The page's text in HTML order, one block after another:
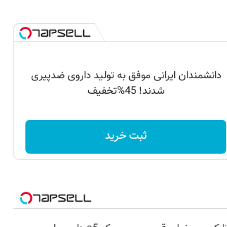
دانشمندان ایرانی موفق به تولید داروی ضدپیری
شدند! 45%تخفیف
ثبت خرید
روزنامه‌های ورزشی پنج‌شنبه ۱۵ مرداد ۱۴۰۵